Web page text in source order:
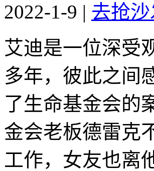
2022-1-9 | 去抢沙
艾迪是一位深受
多年，彼此之间
了生命基金会的
金会老板德雷克
工作，女友也离